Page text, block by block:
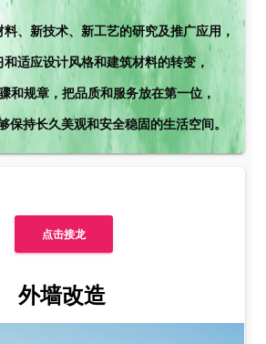
、新技术、新工艺的研究及推广应用，
适应设计风格和建筑材料的转变，
和规章，把品质和服务放在第一位，
保持长久美观和安全稳固的生活空间。
点击接龙
外墙改造